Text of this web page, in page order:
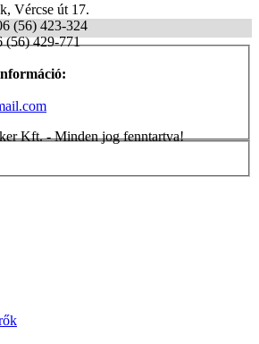
Vércse út 17.
(56) 423-324
(56) 429-771
Kft. - Minden jog fenntartva!